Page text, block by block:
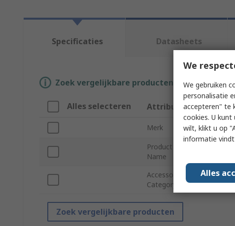
Specificaties Datasheets
Zoek vergelijkbare producten door een of
Alles selecteren Attribuut Waarde
Merk Digilent
Product
Name
Accessory
Category
Zoek vergelijkbare producten
We
We gebruiken
personalisatie
accepteren" te
cookies. U
wilt, klikt u op
informatie
Alles